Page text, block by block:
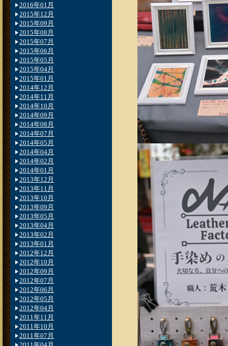
2016年01月
2015年12月
2015年09月
2015年08月
2015年07月
2015年06月
2015年05月
2015年04月
2015年01月
2014年12月
2014年11月
2014年10月
2014年09月
2014年08月
2014年07月
2014年05月
2014年04月
2014年02月
2014年01月
2013年12月
2013年11月
2013年10月
2013年09月
2013年05月
2013年04月
2013年02月
2013年01月
2012年12月
2012年10月
2012年09月
2012年07月
2012年06月
2012年05月
2012年04月
2011年11月
2011年10月
2011年07月